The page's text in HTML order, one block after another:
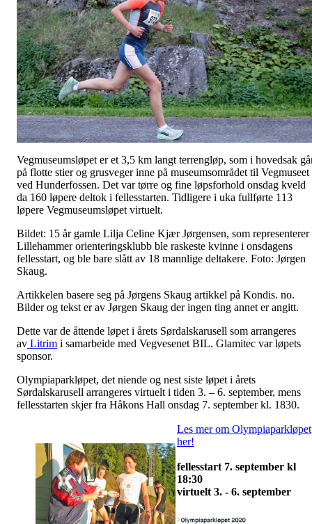
Vegmuseumsløpet er et 3,5 km langt terrengløp, som i hovedsak
på flotte stier og grusveger inne på museumsområdet til Vegmuseet
ved Hunderfossen. Det var tørre og fine løpsforhold onsdag kveld
da 160 løpere deltok i fellesstarten. Tidligere i uka fullførte 113
løpere Vegmuseumsløpet virtuelt.
Bildet: 15 år gamle Lilja Celine Kjær Jørgensen, som representerer
Lillehammer orienteringsklubb ble raskeste kvinne i onsdagens
fellesstart, og ble bare slått av 18 mannlige deltakere. Foto: Jørgen
Skaug.
Artikkelen basere seg på Jørgens Skaug artikkel på Kondis. no.
Bilder og tekst er av Jørgen Skaug der ingen ting annet er angitt.
Dette var de åttende løpet i årets Sørdalskarusell som arrangeres
av Litrim i samarbeide med Vegvesenet BIL. Glamitec var løpets
sponsor.
Olympiaparkløpet, det niende og nest siste løpet i årets
Sørdalskarusell arrangeres virtuelt i tiden 3. – 6. september, mens
fellesstarten skjer fra Håkons Hall onsdag 7. september kl. 1830.
Les mer om Olympiaparkløpet
her!
fellesstart 7. september kl
18:30
virtuelt 3. - 6. september